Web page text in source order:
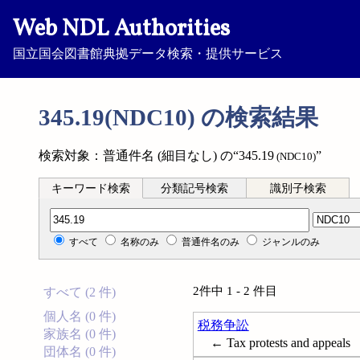
Web NDL Authorities
国立国会図書館典拠データ検索・提供サービス
345.19(NDC10) の検索結果
検索対象：普通件名 (細目なし) の“345.19 (NDC10)”
キーワード検索 分類記号検索 識別子検索
分類記号検索
すべて 名称のみ 普通件名のみ ジャンルのみ
すべて (2 件)
個人名 (0 件)
家族名 (0 件)
団体名 (0 件)
2件中 1 - 2 件目
税務争訟
← Tax protests and appeals